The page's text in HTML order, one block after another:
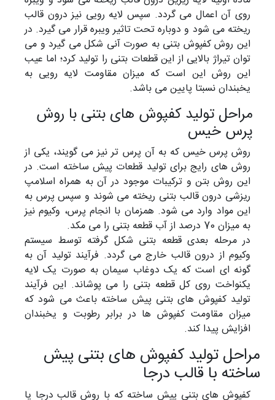
روی آن اعمال می گردد. سپس لایه رویی نیز درون قالب
ریخته می شود و دوباره تحت تاثیر ویبره قرار می گیرد. در
این روش کفپوش بتنی به صورت آنی شکل می گیرد و می
توان تیراژ بالایی از این قطعات بتنی را تولید کرد؛ اما عیب
این روش این است که میزان مقاومت لایه رویی به
یخبندان نسبتا پایین می باشد.
مراحل تولید کفپوش های بتنی با روش
پرس خیس
روش پرس خیس که به آن پرس تر نیز می گویند، یکی از
روش های رایج برای تولید قطعات پیش ساخته است. در
این روش بتن و ترکیبات موجود در آن به همراه اسلامپ
ریزشی درون قالب بتنی ریخته می شوند و سپس پرس به
این مواد وارد می شود. همزمان با انجام پرس، وکیوم نیز
به میزان 70 درصد از آب قطعه بتنی را می مکد.
در مرحله بعدی قطعه بتنی شکل گرفته توسط سیستم
وکیوم از درون قالب خارج می گردد. فرآیند تولید آن به
گونه ای است که یک دوغاب سیمان به صورت یک لایه
یکنواخت روی کل قطعه بتنی را می پوشاند. این فرآیند
تولید کفپوش های بتنی پیش ساخته باعث می شود که
میزان مقاومت کفپوش ها در برابر رطوبت و یخبندان
افزایش پیدا کند.
مراحل تولید کفپوش های بتنی پیش
ساخته با قالب درجا
کفپوش های بتنی پیش ساخته که با روش قالب درجا یا